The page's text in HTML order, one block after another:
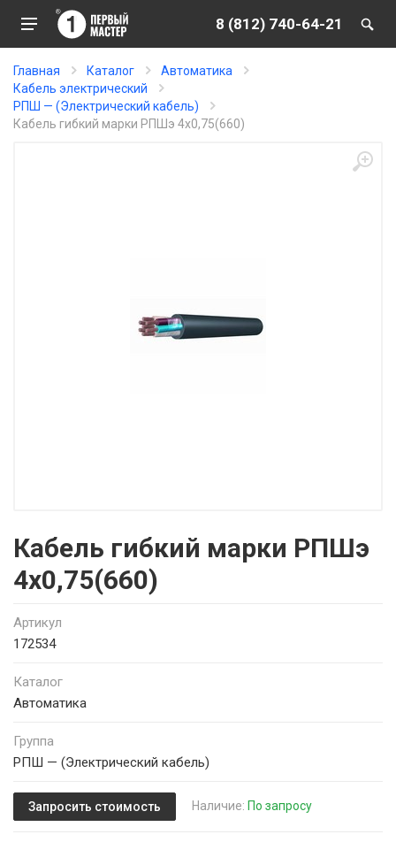
8 (812) 740-64-21
Главная Каталог
Автоматика
Кабель электрический
РПШ — (Электрический кабель)
Кабель гибкий марки РПШэ 4х0,75(660)
Кабель гибкий марки РПШэ
4х0,75(660)
Артикул
172534
Каталог
Автоматика
Группа
РПШ — (Электрический кабель)
Запросить стоимость Наличие: По запросу